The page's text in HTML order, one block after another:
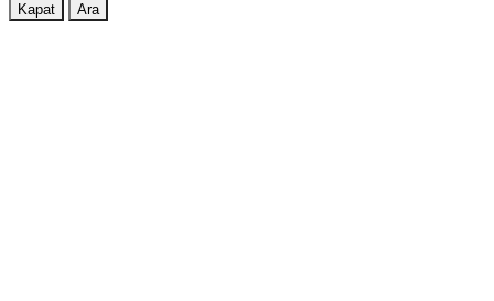
Kapat Ara